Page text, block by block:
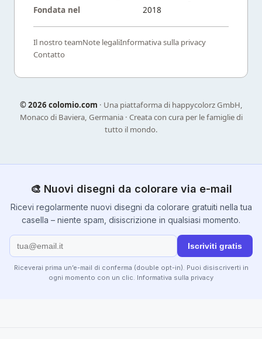
Fondata nel
2018
Il nostro teamNote legaliInformativa sulla privacy
Contatto
©2026 colomio.com · Una piattaforma di happycolorz GmbH,
Monaco di Baviera, Germania · Creata con cura per le famiglie di
tutto il mondo.
🎨 Nuovi disegni da colorare via e-mail
Ricevi regolarmente nuovi disegni da colorare gratuiti nella tua
casella – niente spam, disiscrizione in qualsiasi momento.
Iscriviti gratis
Riceverai prima un’e-mail di conferma (double opt-in). Puoi disiscriverti in
ogni momento con un clic. Informativa sulla privacy